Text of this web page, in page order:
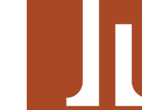
按关键词搜索